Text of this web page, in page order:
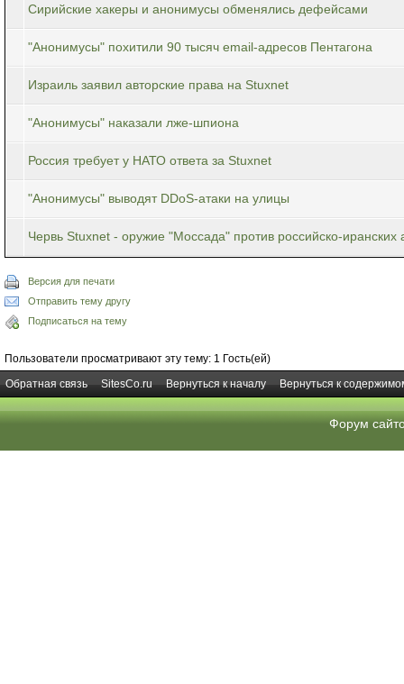
Сирийские хакеры и анонимусы обменялись дефейсами
"Анонимусы" похитили 90 тысяч email-адресов Пентагона
Израиль заявил авторские права на Stuxnet
"Анонимусы" наказали лже-шпиона
Россия требует у НАТО ответа за Stuxnet
"Анонимусы" выводят DDoS-атаки на улицы
Червь Stuxnet - оружие "Моссада" против российско-иранских
Версия для печати
Отправить тему другу
Подписаться на тему
Пользователи просматривают эту тему: 1 Гость(ей)
Обратная связь
SitesCo.ru Вернуться к началу Вернуться к
Форум